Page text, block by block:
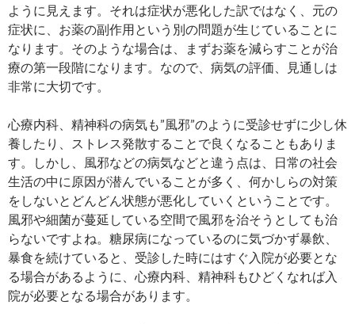
ように見えます。それは症状が悪化した訳ではなく、元の
症状に、お薬の副作用という別の問題が生じていることに
なります。そのような場合は、まずお薬を減らすことが治
療の第一段階になります。なので、病気の評価、見通しは
非常に大切です。
心療内科、精神科の病気も”風邪”のように受診せずに少し休
養したり、ストレス発散することで良くなることもありま
す。しかし、風邪などの病気などと違う点は、日常の社会
生活の中に原因が潜んでいることが多く、何かしらの対策
をしないとどんどん状態が悪化していくということです。
風邪や細菌が蔓延している空間で風邪を治そうとしても治
らないですよね。糖尿病になっているのに気づかず暴飲、
暴食を続けていると、受診した時にはすぐ入院が必要とな
る場合があるように、心療内科、精神科もひどくなれば入
院が必要となる場合があります。